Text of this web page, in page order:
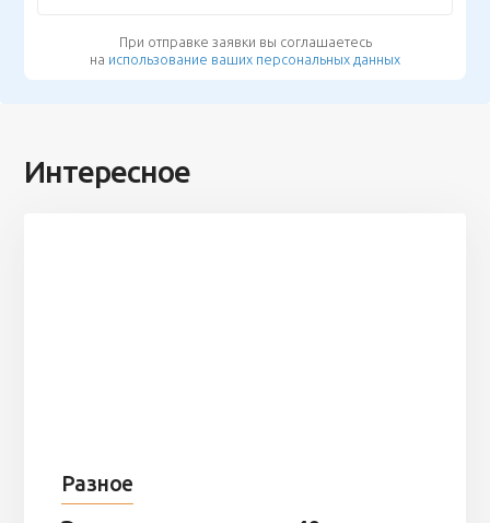
При отправке заявки вы соглашаетесь
на использование ваших персональных данных
Интересное
Разное